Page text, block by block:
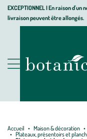
Aller
Aller
au
Aller
au
page
EXCEPTIONNEL I En raison
livraison peuvent être allongés.
Nos produits
Jardinerie
Accueil Maison & décoration
Plateaux, présentoirs et